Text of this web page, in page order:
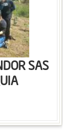
SAS